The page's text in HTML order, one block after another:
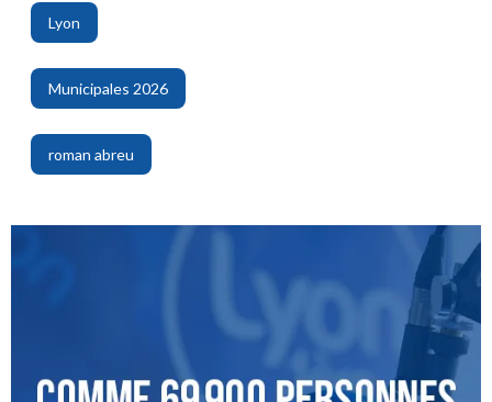
Lyon
,
Municipales 2026
,
roman abreu